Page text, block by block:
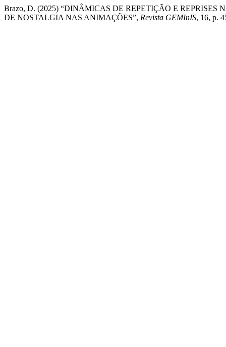
Brazo, D. (2025) “DINÂMICAS DE REPETIÇÃO E
DE NOSTALGIA NAS ANIMAÇÕES”, Revista GEMInIS, 16, p.